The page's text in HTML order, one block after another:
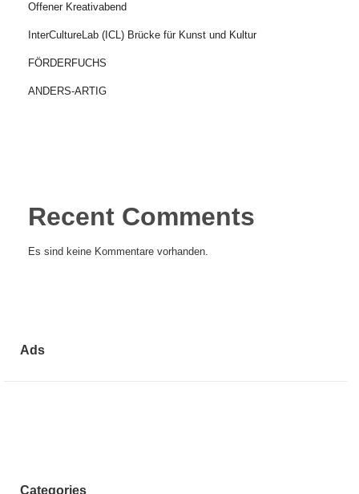
Offener Kreativabend
InterCultureLab (ICL) Brücke für Kunst und Kultur
FÖRDERFUCHS
ANDERS-ARTIG
Recent Comments
Es sind keine Kommentare vorhanden.
Ads
Categories